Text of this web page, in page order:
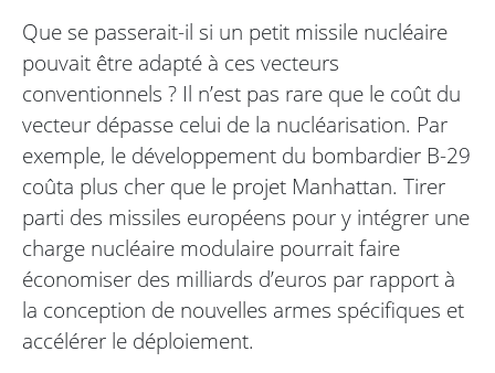
Que se passerait-il si un petit missile nucléaire
pouvait être adapté à ces vecteurs
conventionnels ? Il n’est pas rare que le coût du
vecteur dépasse celui de la nucléarisation. Par
exemple, le développement du bombardier B-29
coûta plus cher que le projet Manhattan. Tirer
parti des missiles européens pour y intégrer une
charge nucléaire modulaire pourrait faire
économiser des milliards d’euros par rapport à
la conception de nouvelles armes spécifiques et
accélérer le déploiement.